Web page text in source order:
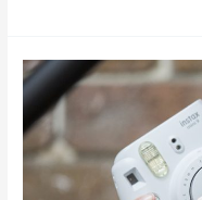
>
Tips
para
aprovechar
al
máximo